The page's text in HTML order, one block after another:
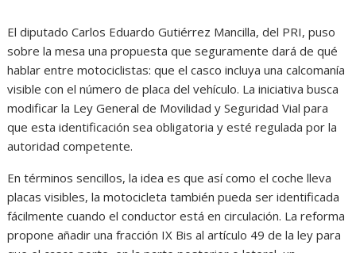
El diputadoCarlos Eduardo Gutiérrez Mancilla, del PRI, puso
sobre la mesa una propuesta que seguramente dará de qué
hablar entre motociclistas: que el casco incluya una calcomanía
visible con el número de placa del vehículo. La iniciativa busca
modificar la Ley General de Movilidad y Seguridad Vial para
que esta identificación sea obligatoria y esté regulada por la
autoridad competente.
En términos sencillos, la idea es que así como el coche lleva
placas visibles, la motocicleta también pueda ser identificada
fácilmente cuando el conductor está en circulación. La reforma
propone añadir una fracción IX Bis al artículo 49 de la ley para